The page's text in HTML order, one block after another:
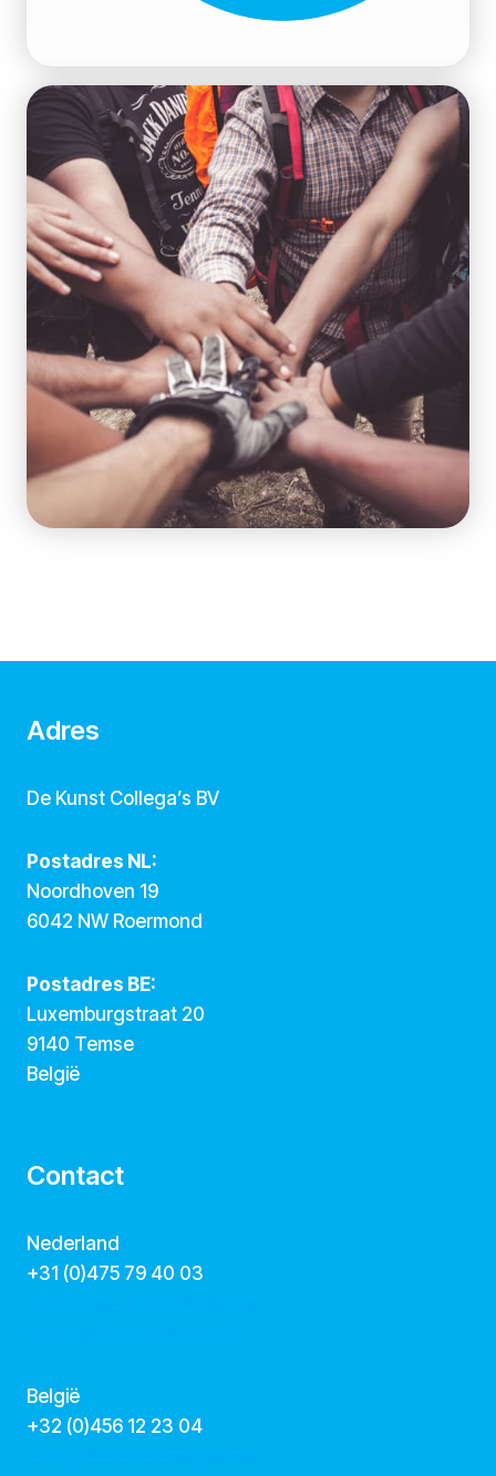
Adres
De Kunst Collega’s BV
Postadres NL:
Noordhoven 19
6042 NW Roermond
Postadres BE:
Luxemburgstraat 20
9140 Temse
België
Contact
Nederland
+31 (0)475 79 40 03
België
‭+32 (0)456 12 23 04‬